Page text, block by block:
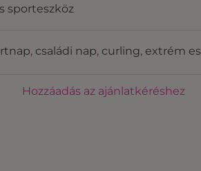
sporteszköz
, családi nap, curling, extrém
Hozzáadás az ajánlatkéréshez